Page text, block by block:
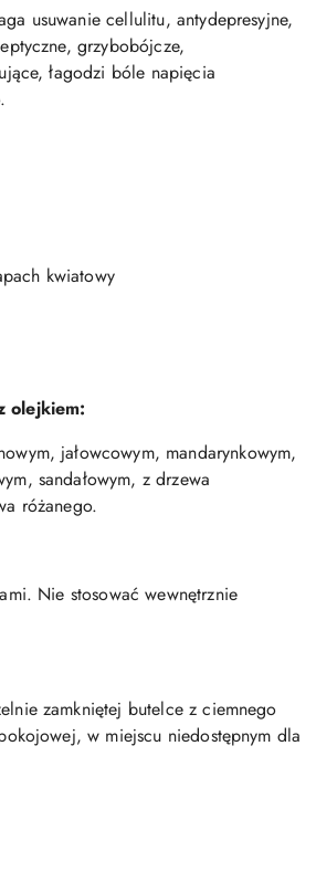
usuwanie cellulitu, antydepresyjne,
grzybobójcze,
łagodzi bóle napięcia
kwiatowy
olejkiem:
jałowcowym, mandarynkowym,
sandałowym, z drzewa
różanego.
Nie stosować wewnętrznie
zamkniętej butelce z ciemnego
w miejscu niedostępnym dla